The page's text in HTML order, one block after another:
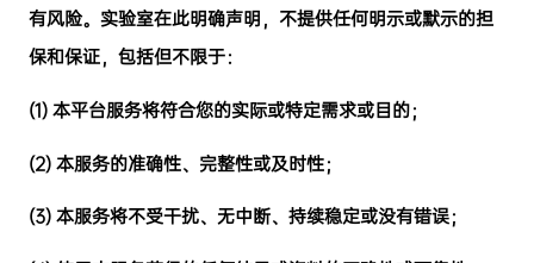
有风险。实验室在此明确声明，不提供任何明示或默示的担
保和保证，包括但不限于：
(1)本平台服务将符合您的实际或特定需求或目的；
(2)本服务的准确性、完整性或及时性；
(3)本服务将不受干扰、无中断、持续稳定或没有错误；